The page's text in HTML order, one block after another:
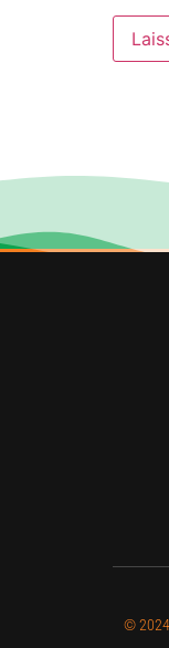
© 2024